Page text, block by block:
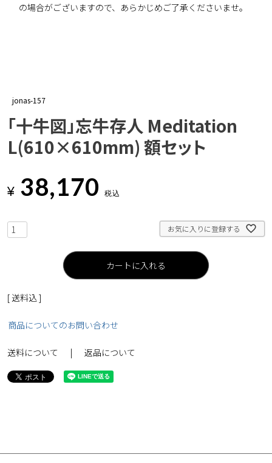
の場合がございますので、あらかじめご了承くださいませ。
jonas-157
「十牛図」忘牛存人 Meditation
L(610×610mm) 額セット
¥ 38,170 税込
お気に入りに登録する
カートに入れる
送料込
商品についてのお問い合わせ
送料について 返品について